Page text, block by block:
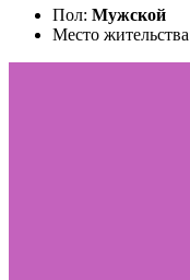
Пол: Мужской
Место